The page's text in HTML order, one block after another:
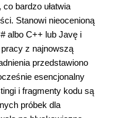
bardzo ułatwia
Stanowi nieocenioną
albo C++ lub Javę i
z najnowszą
przedstawiono
esencjonalny
i fragmenty kodu są
próbek dla